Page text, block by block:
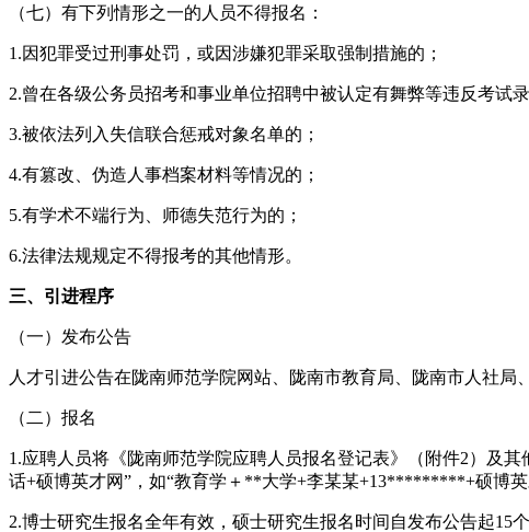
（七）有下列情形之一的人员不得报名：
1.因犯罪受过刑事处罚，或因涉嫌犯罪采取强制措施的；
2.曾在各级公务员招考和事业单位招聘中被认定有舞弊等违反考试
3.被依法列入失信联合惩戒对象名单的；
4.有篡改、伪造人事档案材料等情况的；
5.有学术不端行为、师德失范行为的；
6.法律法规规定不得报考的其他情形。
三、引进程序
（一）发布公告
人才引进公告在陇南师范学院网站、陇南市教育局、陇南市人社局
（二）报名
1.应聘人员将《陇南师范学院应聘人员报名登记表》（附件2）及
话+硕博英才网”，如“教育学＋**大学+李某某+13*********+硕博英
2.博士研究生报名全年有效，硕士研究生报名时间自发布公告起15个